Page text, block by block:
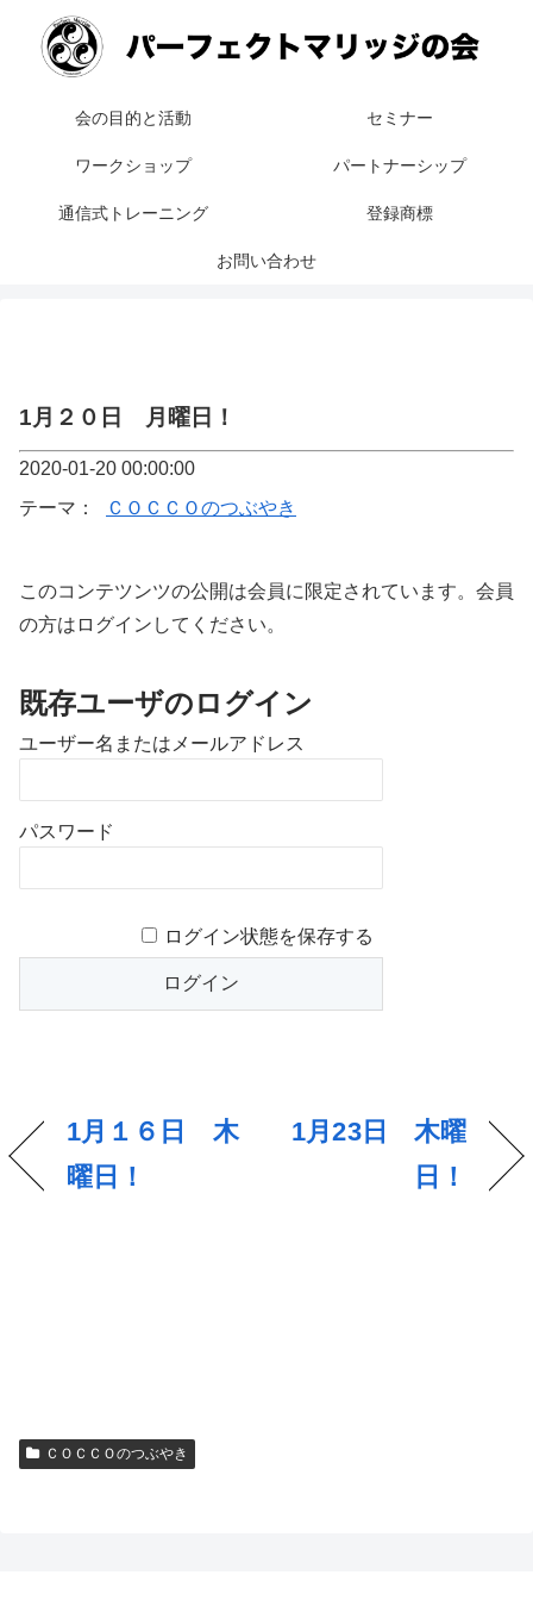
会の目的と活動 セミナー
ワークショップ パートナーシップ
通信式トレーニング 登録商標
お問い合わせ
1月２０日 月曜日！
2020-01-20 00:00:00
テーマ：
ＣＯＣＣＯのつぶやき
このコンテツンツの公開は会員に限定されています。会員
の方はログインしてください。
既存ユーザのログイン
ユーザー名またはメールアドレス
パスワード
ログイン状態を保存する
1月１６日 木
曜日！
1月23日 木曜
日！
ＣＯＣＣＯのつぶやき